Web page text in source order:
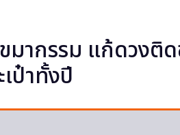
ากรรม แก้ดวงติด
เป๋าทั้งปี